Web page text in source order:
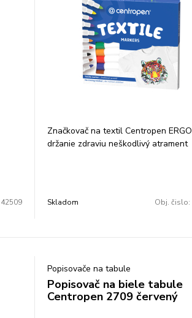
42509
Značkovač na textil Centropen ERGO
držanie zdraviu neškodlivý atrament
Skladom Obj. čislo:
Popisovače na tabule
Popisovač na biele tabule
Centropen 2709 červený